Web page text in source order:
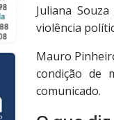
Juliana
violência
Mauro
condição de
comunicado.